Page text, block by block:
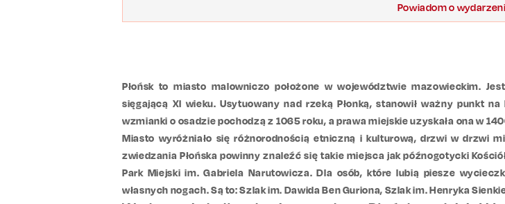
Powiadom o
Płońsk to miasto malowniczo położone w województwie mazowieckim.
sięgającą XI wieku. Usytuowany nad rzeką Płonką, stanowił ważny punkt
wzmianki o osadzie pochodzą z 1065 roku, a prawa miejskie uzyskała ona w
Miasto wyróżniało się różnorodnością etniczną i kulturową, drzwi w drzwi
zwiedzania Płońska powinny znaleźć się takie miejsca jak późnogotycki
Park Miejski im. Gabriela Narutowicza. Dla osób, które lubią piesze
własnych nogach. Są to: Szlak im. Dawida Ben Guriona, Szlak im. Henryka